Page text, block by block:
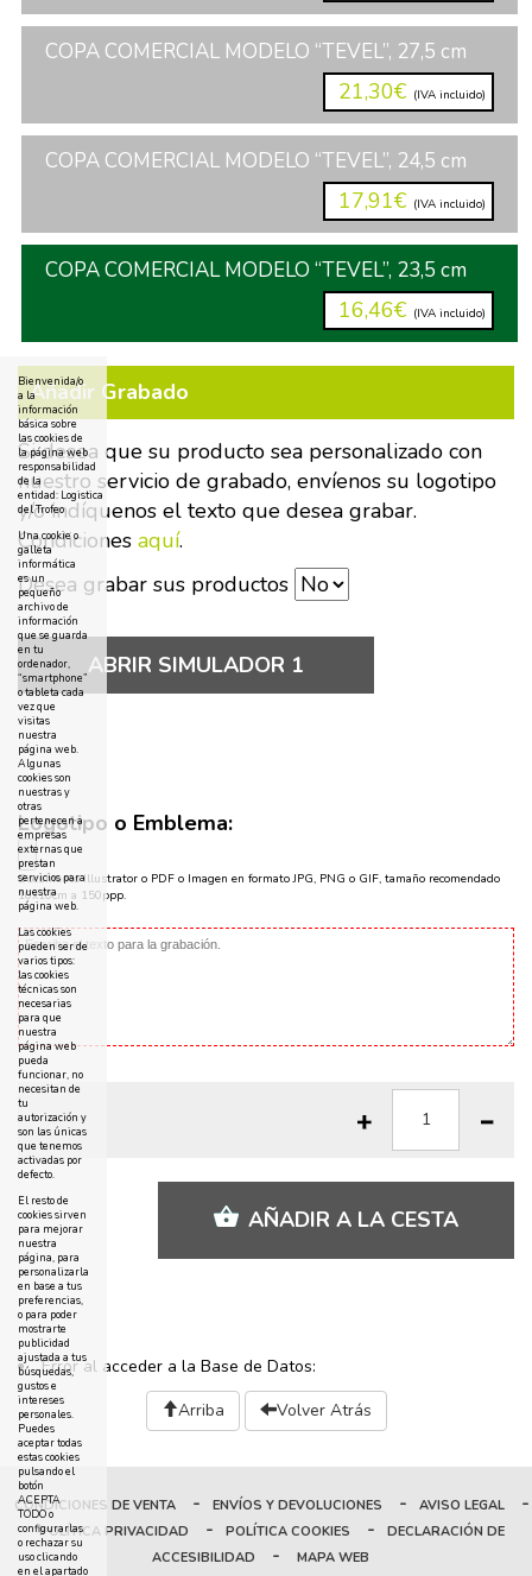
COPA COMERCIAL MODELO “TEVEL”, 27,5 cm
21,30€ (IVA incluido)
COPA COMERCIAL MODELO “TEVEL”, 24,5 cm
17,91€ (IVA incluido)
COPA COMERCIAL MODELO “TEVEL”, 23,5 cm
16,46€ (IVA incluido)
Añadir Grabado
Si desea que su producto sea personalizado con
nuestro servicio de grabado, envíenos su logotipo
y/o indíquenos el texto que desea grabar.
Condiciones aquí.
Desea grabar sus productos
ABRIR SIMULADOR 1
Logotipo o Emblema:
Documento Illustrator o PDF o Imagen en formato JPG, PNG o GIF, tamaño recomendado
10x10cm a 150ppp.
AÑADIR A LA CESTA
Error al acceder a la Base de Datos:
Arriba
Volver Atrás
CONDICIONES DE VENTA - ENVÍOS Y DEVOLUCIONES - AVISO LEGAL -
POLÍTICA PRIVACIDAD - POLÍTICA COOKIES -
DECLARACIÓN DE
ACCESIBILIDAD
- MAPA WEB
Bienvenida/o
a la
información
básica sobre
las cookies de
la página web
responsabilidad
de la
entidad: Logistica
del Trofeo
Una cookie o
galleta
informática
es un
pequeño
archivo de
información
que se guarda
en tu
ordenador,
“smartphone”
o tableta cada
vez que
visitas
nuestra
página web.
Algunas
cookies son
nuestras y
otras
pertenecen a
empresas
externas que
prestan
servicios para
nuestra
página web.
Las cookies
pueden ser de
varios tipos:
las cookies
técnicas son
necesarias
para que
nuestra
página web
pueda
funcionar, no
necesitan de
tu
autorización y
son las únicas
que tenemos
activadas por
defecto.
El resto de
cookies sirven
para mejorar
nuestra
página, para
personalizarla
en base a tus
preferencias,
o para poder
mostrarte
publicidad
ajustada a tus
búsquedas,
gustos e
intereses
personales.
Puedes
aceptar todas
estas cookies
pulsando el
botón
ACEPTA
TODO o
configurarlas
o rechazar su
uso clicando
en el apartado